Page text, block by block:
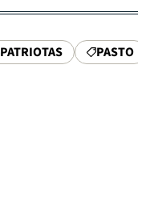
PATRIOTAS PASTO